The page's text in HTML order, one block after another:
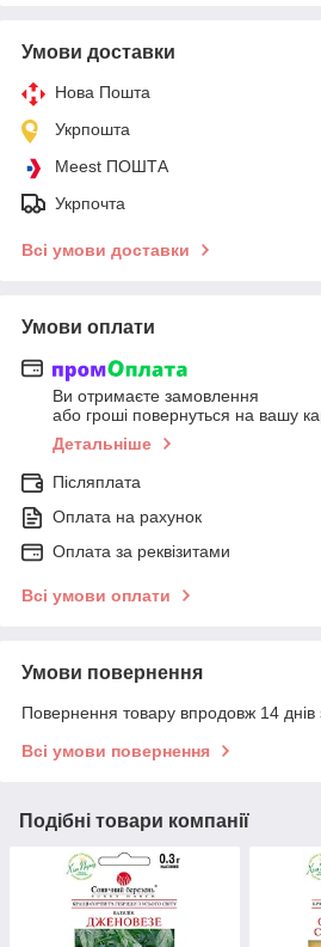
Умови доставки
Нова Пошта
Укрпошта
Meest ПОШТА
Укрпочта
Всі умови доставки
Умови оплати
Ви отримаєте замовлення
або гроші повернуться на вашу
Детальніше
Післяплата
Оплата на рахунок
Оплата за реквізитами
Всі умови оплати
Умови повернення
Повернення товару впродовж 14 днів
Всі умови повернення
Подібні товари компанії